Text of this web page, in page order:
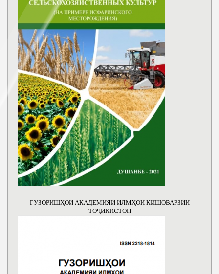
ГУЗОРИШҲОИ АКАДЕМИЯИ ИЛМҲОИ КИШОВАРЗИИ
ТОҶИКИСТОН